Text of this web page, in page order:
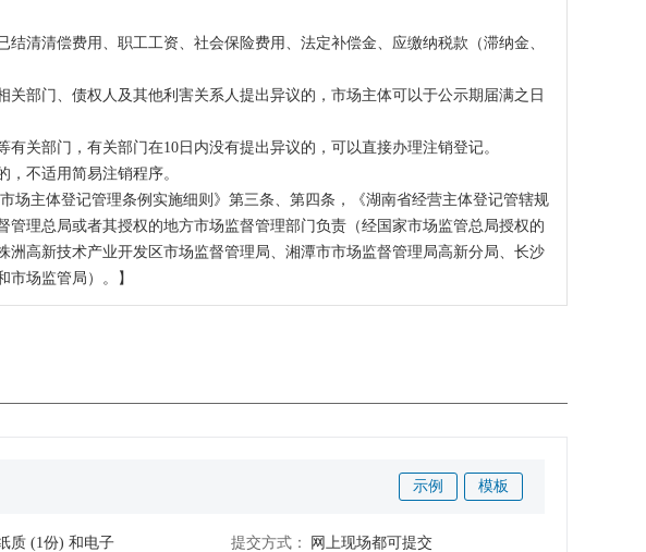
清清偿费用、职工工资、社会保险费用、法定补偿金、应缴纳税款（滞纳金、
部门、债权人及其他利害关系人提出异议的，市场主体可以于公示期届满之日
关部门，有关部门在10日内没有提出异议的，可以直接办理注销登记。
不适用简易注销程序。
场主体登记管理条例实施细则》第三条、第四条，《湖南省经营主体登记管辖规
理总局或者其授权的地方市场监督管理部门负责（经国家市场监管总局授权的
高新技术产业开发区市场监督管理局、湘潭市市场监督管理局高新分局、长沙
场监管局）。】
示例 模板
质 (1份) 和电子 提交方式：
网上现场都可提交